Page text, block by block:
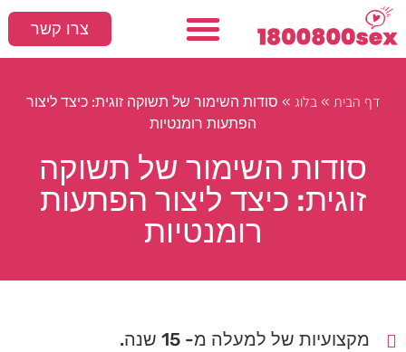
צרו קשר
דף הבית »בלוג » סודות השימור של תשוקה זוגית: כיצד ליצור
הפתעות רומנטיות
סודות השימור של תשוקה
זוגית: כיצד ליצור הפתעות
רומנטיות
מקצועיות של למעלה מ- 15 שנה.